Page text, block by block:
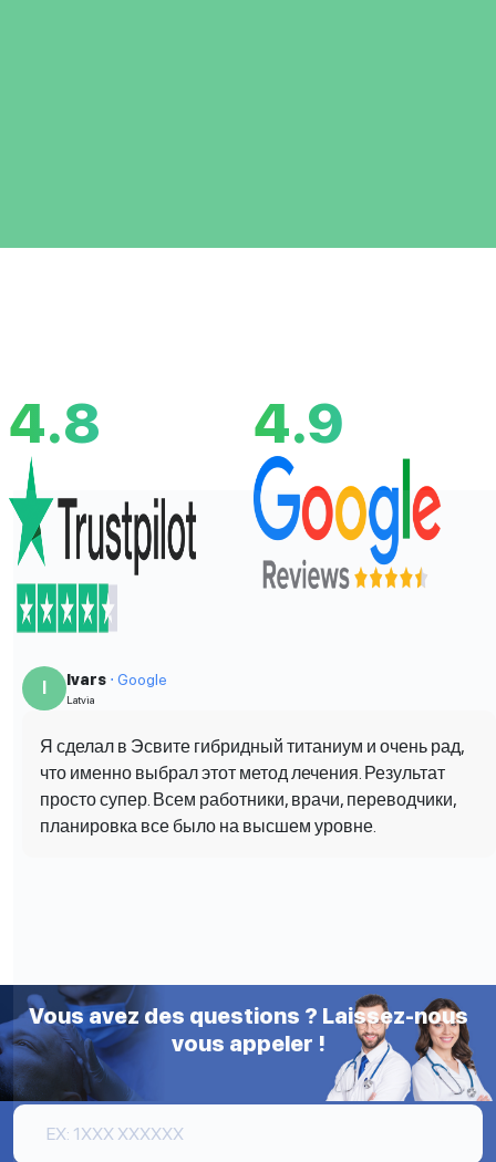
4.8 4.9
I Ivars ⋅ Google
Latvia
Я сделал в Эсвите гибридный титаниум и очень рад,
что именно выбрал этот метод лечения. Результат
просто супер. Всем работники, врачи, переводчики,
планировка все было на высшем уровне.
Vous avez des questions ? Laissez-nous
vous appeler !